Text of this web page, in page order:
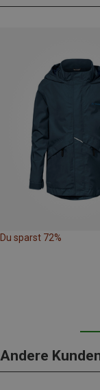
Du sparst 72%
Andere